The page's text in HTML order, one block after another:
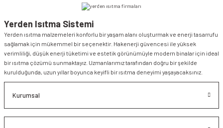
Yerden Isıtma Sistemi
Yerden ısıtma malzemeleri konforlu bir yaşam alanı oluşturmak ve enerji tasarrufu
sağlamak için mükemmel bir seçenektir. Hakenerji güvencesi ile yüksek
verimliliği, düşük enerji tüketimi ve estetik görünümüyle modern binalar için ideal
bir ısıtma çözümü sunmaktayız. Uzmanlarımız tarafından doğru bir şekilde
kurulduğunda, uzun yıllar boyunca keyifli bir ısıtma deneyimi yaşayacaksınız.
Kurumsal